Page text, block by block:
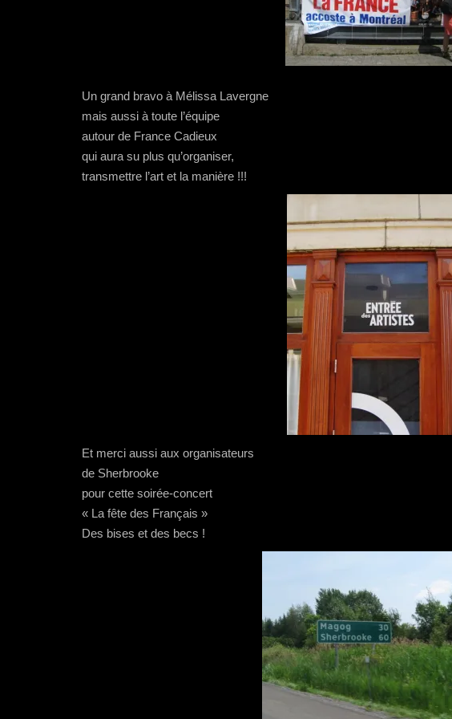
Un grand bravo à Mélissa Lavergne
mais aussi à toute l’équipe
autour de France Cadieux
qui aura su plus qu’organiser,
transmettre l’art et la manière !!!
Et merci aussi aux organisateurs
de Sherbrooke
pour cette soirée-concert
« La fête des Français »
Des bises et des becs !